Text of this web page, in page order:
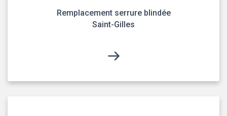
Remplacement serrure blindée
Saint-Gilles